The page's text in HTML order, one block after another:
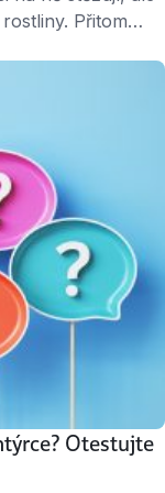
Přitom
po ní něco
Když svoláváte
Otestujte